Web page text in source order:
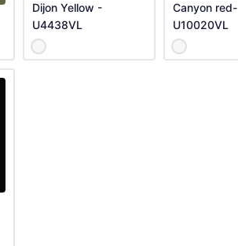
Dijon Yellow -
U4438VL
Canyon red-
U10020VL